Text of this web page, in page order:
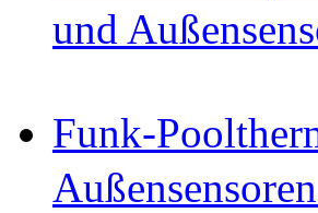
und
Funk-